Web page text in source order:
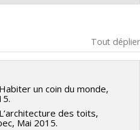
,Nicholas Roquet,Carmela
International du Grand
Tout déplier
un coin du monde,
des toits,
Mai 2015.